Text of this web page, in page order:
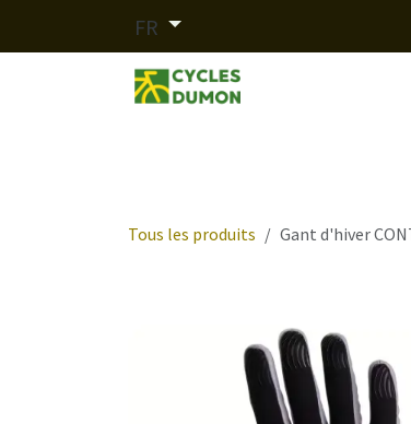
Se rendre au contenu
FR
Tous les produits Gant d'hiver